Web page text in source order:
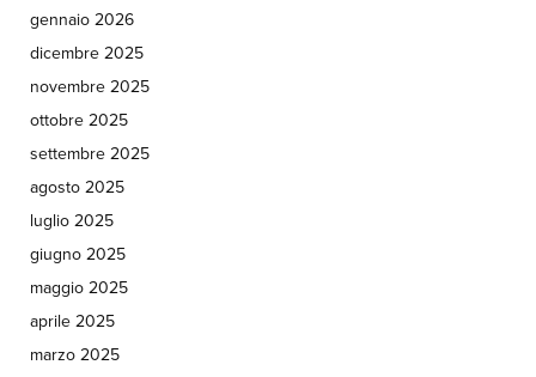
gennaio 2026
dicembre 2025
novembre 2025
ottobre 2025
settembre 2025
agosto 2025
luglio 2025
giugno 2025
maggio 2025
aprile 2025
marzo 2025